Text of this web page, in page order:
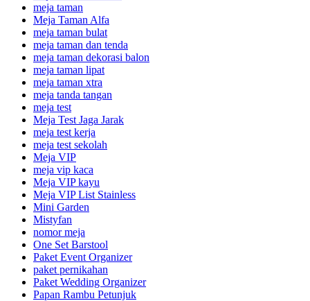
meja taman
Meja Taman Alfa
meja taman bulat
meja taman dan tenda
meja taman dekorasi balon
meja taman lipat
meja taman xtra
meja tanda tangan
meja test
Meja Test Jaga Jarak
meja test kerja
meja test sekolah
Meja VIP
meja vip kaca
Meja VIP kayu
Meja VIP List Stainless
Mini Garden
Mistyfan
nomor meja
One Set Barstool
Paket Event Organizer
paket pernikahan
Paket Wedding Organizer
Papan Rambu Petunjuk